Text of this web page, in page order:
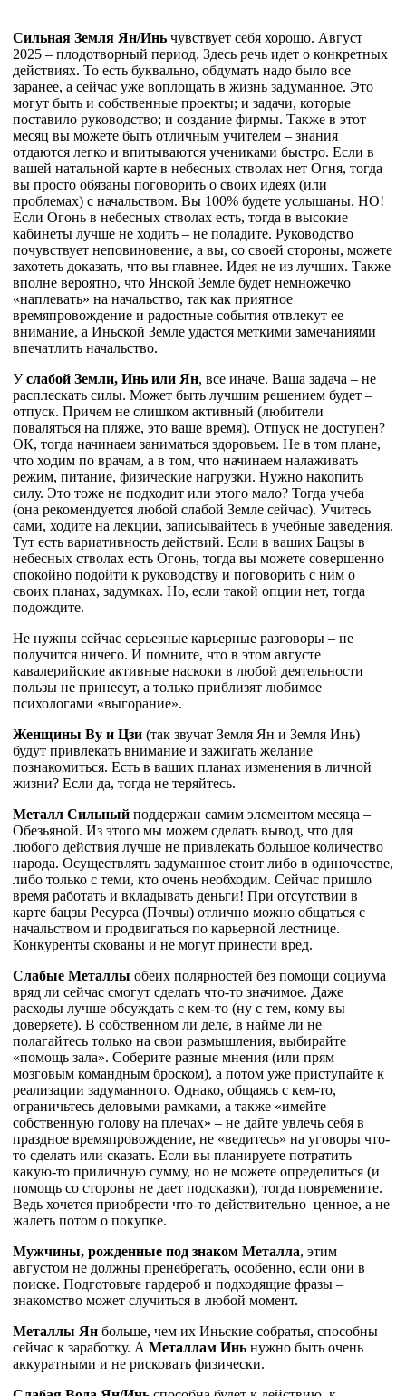
Сильная Земля Ян/Инь чувствует себя хорошо. Август
2025 – плодотворный период. Здесь речь идет о конкретных
действиях. То есть буквально, обдумать надо было все
заранее, а сейчас уже воплощать в жизнь задуманное. Это
могут быть и собственные проекты; и задачи, которые
поставило руководство; и создание фирмы. Также в этот
месяц вы можете быть отличным учителем – знания
отдаются легко и впитываются учениками быстро. Если в
вашей натальной карте в небесных стволах нет Огня, тогда
вы просто обязаны поговорить о своих идеях (или
проблемах) с начальством. Вы 100% будете услышаны. НО!
Если Огонь в небесных стволах есть, тогда в высокие
кабинеты лучше не ходить – не поладите. Руководство
почувствует неповиновение, а вы, со своей стороны, можете
захотеть доказать, что вы главнее. Идея не из лучших. Также
вполне вероятно, что Янской Земле будет немножечко
«наплевать» на начальство, так как приятное
времяпровождение и радостные события отвлекут ее
внимание, а Иньской Земле удастся меткими замечаниями
впечатлить начальство.
Услабой Земли, Инь или Ян, все иначе. Ваша задача – не
расплескать силы. Может быть лучшим решением будет –
отпуск. Причем не слишком активный (любители
поваляться на пляже, это ваше время). Отпуск не доступен?
ОК, тогда начинаем заниматься здоровьем. Не в том плане,
что ходим по врачам, а в том, что начинаем налаживать
режим, питание, физические нагрузки. Нужно накопить
силу. Это тоже не подходит или этого мало? Тогда учеба
(она рекомендуется любой слабой Земле сейчас). Учитесь
сами, ходите на лекции, записывайтесь в учебные заведения.
Тут есть вариативность действий. Если в ваших Бацзы в
небесных стволах есть Огонь, тогда вы можете совершенно
спокойно подойти к руководству и поговорить с ним о
своих планах, задумках. Но, если такой опции нет, тогда
подождите.
Не нужны сейчас серьезные карьерные разговоры – не
получится ничего. И помните, что в этом августе
кавалерийские активные наскоки в любой деятельности
пользы не принесут, а только приблизят любимое
психологами «выгорание».
Женщины Ву и Цзи (так звучат Земля Ян и Земля Инь)
будут привлекать внимание и зажигать желание
познакомиться. Есть в ваших планах изменения в личной
жизни? Если да, тогда не теряйтесь.
Металл Сильный поддержан самим элементом месяца –
Обезьяной. Из этого мы можем сделать вывод, что для
любого действия лучше не привлекать большое количество
народа. Осуществлять задуманное стоит либо в одиночестве,
либо только с теми, кто очень необходим. Сейчас пришло
время работать и вкладывать деньги! При отсутствии в
карте бацзы Ресурса (Почвы) отлично можно общаться с
начальством и продвигаться по карьерной лестнице.
Конкуренты скованы и не могут принести вред.
Слабые Металлы обеих полярностей без помощи социума
вряд ли сейчас смогут сделать что-то значимое. Даже
расходы лучше обсуждать с кем-то (ну с тем, кому вы
доверяете). В собственном ли деле, в найме ли не
полагайтесь только на свои размышления, выбирайте
«помощь зала». Соберите разные мнения (или прям
мозговым командным броском), а потом уже приступайте к
реализации задуманного. Однако, общаясь с кем-то,
ограничьтесь деловыми рамками, а также «имейте
собственную голову на плечах» – не дайте увлечь себя в
праздное времяпровождение, не «ведитесь» на уговоры что-
то сделать или сказать. Если вы планируете потратить
какую-то приличную сумму, но не можете определиться (и
помощь со стороны не дает подсказки), тогда повремените.
Ведь хочется приобрести что-то действительно ценное, а не
жалеть потом о покупке.
Мужчины, рожденные под знаком Металла, этим
августом не должны пренебрегать, особенно, если они в
поиске. Подготовьте гардероб и подходящие фразы –
знакомство может случиться в любой момент.
Металлы Ян больше, чем их Иньские собратья, способны
сейчас к заработку. А Металлам Инь нужно быть очень
аккуратными и не рисковать физически.